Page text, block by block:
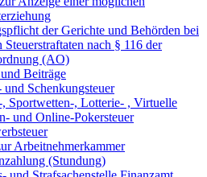
der Gerichte und Behörden bei
Steuerstraftaten nach § 116 der
(AO)
Beiträge
und Schenkungsteuer
Sportwetten-, Lotterie- , Virtuelle
und Online-Pokersteuer
Arbeitnehmerkammer
(Stundung)